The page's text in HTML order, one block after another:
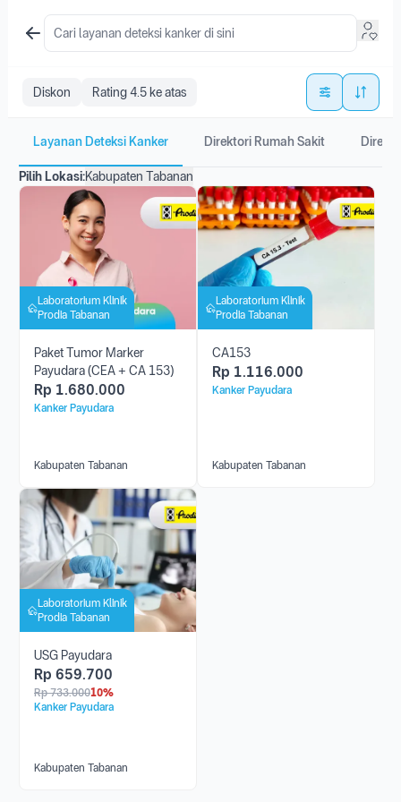
Diskon Rating 4.5 ke atas
Layanan Deteksi Kanker Direktori Rumah Sakit
Pilih Lokasi:Kabupaten Tabanan
Laboratorium Klinik
Prodia Tabanan
Paket Tumor Marker
Payudara (CEA + CA 153)
Rp 1.680.000
Kanker Payudara
Kabupaten Tabanan
Laboratorium Klinik
Prodia Tabanan
CA153
Rp 1.116.000
Kanker Payudara
Kabupaten Tabanan
Laboratorium Klinik
Prodia Tabanan
USG Payudara
Rp 659.700
Rp 733.00010%
Kanker Payudara
Kabupaten Tabanan